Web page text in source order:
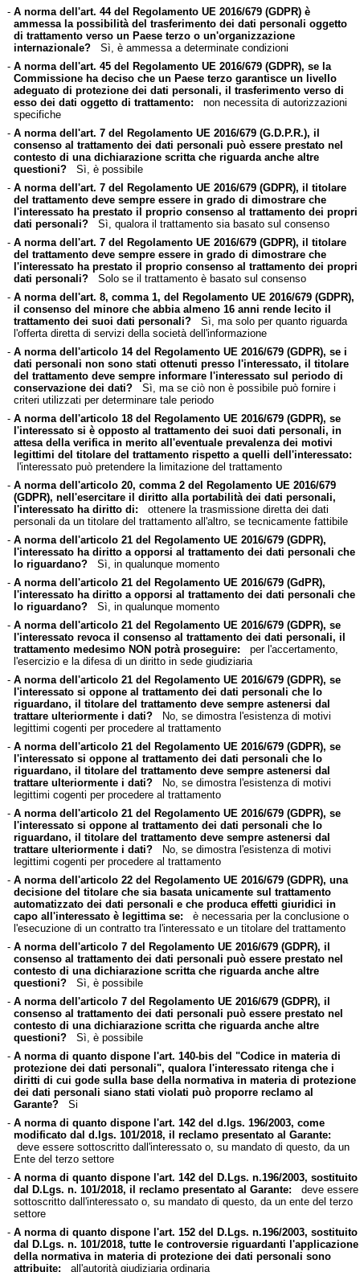
- A norma dell'art. 44 del Regolamento UE 2016/679 (GDPR) è
ammessa la possibilità del trasferimento dei dati personali oggetto
di trattamento verso un Paese terzo o un'organizzazione
internazionale?Sì, è ammessa a determinate condizioni
- A norma dell'art. 45 del Regolamento UE 2016/679 (GDPR), se la
Commissione ha deciso che un Paese terzo garantisce un livello
adeguato di protezione dei dati personali, il trasferimento verso di
esso dei dati oggetto di trattamento: non necessita di autorizzazioni
specifiche
- A norma dell'art. 7 del Regolamento UE 2016/679 (G.D.P.R.), il
consenso al trattamento dei dati personali può essere prestato nel
contesto di una dichiarazione scritta che riguarda anche altre
questioni?Sì, è possibile
- A norma dell'art. 7 del Regolamento UE 2016/679 (GDPR), il titolare
del trattamento deve sempre essere in grado di dimostrare che
l'interessato ha prestato il proprio consenso al trattamento dei propri
dati personali?Sì, qualora il trattamento sia basato sul consenso
- A norma dell'art. 7 del Regolamento UE 2016/679 (GDPR), il titolare
del trattamento deve sempre essere in grado di dimostrare che
l'interessato ha prestato il proprio consenso al trattamento dei propri
dati personali?Solo se il trattamento è basato sul consenso
- A norma dell'art. 8, comma 1, del Regolamento UE 2016/679 (GDPR),
il consenso del minore che abbia almeno 16 anni rende lecito il
trattamento dei suoi dati personali?Sì, ma solo per quanto riguarda
l'offerta diretta di servizi della società dell'informazione
- A norma dell'articolo 14 del Regolamento UE 2016/679 (GDPR), se i
dati personali non sono stati ottenuti presso l'interessato, il titolare
del trattamento deve sempre informare l'interessato sul periodo di
conservazione dei dati?Sì, ma se ciò non è possibile può fornire i
criteri utilizzati per determinare tale periodo
- A norma dell'articolo 18 del Regolamento UE 2016/679 (GDPR), se
l'interessato si è opposto al trattamento dei suoi dati personali, in
attesa della verifica in merito all'eventuale prevalenza dei motivi
legittimi del titolare del trattamento rispetto a quelli dell'interessato:
l'interessato può pretendere la limitazione del trattamento
- A norma dell'articolo 20, comma 2 del Regolamento UE 2016/679
(GDPR), nell'esercitare il diritto alla portabilità dei dati personali,
l'interessato ha diritto di: ottenere la trasmissione diretta dei dati
personali da un titolare del trattamento all'altro, se tecnicamente fattibile
- A norma dell'articolo 21 del Regolamento UE 2016/679 (GDPR),
l'interessato ha diritto a opporsi al trattamento dei dati personali che
lo riguardano?Sì, in qualunque momento
- A norma dell'articolo 21 del Regolamento UE 2016/679 (GdPR),
l'interessato ha diritto a opporsi al trattamento dei dati personali che
lo riguardano?Sì, in qualunque momento
- A norma dell'articolo 21 del Regolamento UE 2016/679 (GDPR), se
l'interessato revoca il consenso al trattamento dei dati personali, il
trattamento medesimo NON potrà proseguire: per l'accertamento,
l'esercizio e la difesa di un diritto in sede giudiziaria
- A norma dell'articolo 21 del Regolamento UE 2016/679 (GDPR), se
l'interessato si oppone al trattamento dei dati personali che lo
riguardano, il titolare del trattamento deve sempre astenersi dal
trattare ulteriormente i dati?No, se dimostra l'esistenza di motivi
legittimi cogenti per procedere al trattamento
- A norma dell'articolo 21 del Regolamento UE 2016/679 (GDPR), se
l'interessato si oppone al trattamento dei dati personali che lo
riguardano, il titolare del trattamento deve sempre astenersi dal
trattare ulteriormente i dati?No, se dimostra l'esistenza di motivi
legittimi cogenti per procedere al trattamento
- A norma dell'articolo 21 del Regolamento UE 2016/679 (GDPR), se
l'interessato si oppone al trattamento dei dati personali che lo
riguardano, il titolare del trattamento deve sempre astenersi dal
trattare ulteriormente i dati?No, se dimostra l'esistenza di motivi
legittimi cogenti per procedere al trattamento
- A norma dell'articolo 22 del Regolamento UE 2016/679 (GDPR), una
decisione del titolare che sia basata unicamente sul trattamento
automatizzato dei dati personali e che produca effetti giuridici in
capo all'interessato è legittima se: è necessaria per la conclusione o
l'esecuzione di un contratto tra l'interessato e un titolare del trattamento
- A norma dell'articolo 7 del Regolamento UE 2016/679 (GDPR), il
consenso al trattamento dei dati personali può essere prestato nel
contesto di una dichiarazione scritta che riguarda anche altre
questioni?Sì, è possibile
- A norma dell'articolo 7 del Regolamento UE 2016/679 (GDPR), il
consenso al trattamento dei dati personali può essere prestato nel
contesto di una dichiarazione scritta che riguarda anche altre
questioni?Sì, è possibile
- A norma di quanto dispone l'art. 140-bis del "Codice in materia di
protezione dei dati personali", qualora l'interessato ritenga che i
diritti di cui gode sulla base della normativa in materia di protezione
dei dati personali siano stati violati può proporre reclamo al
Garante?Si
- A norma di quanto dispone l'art. 142 del d.lgs. 196/2003, come
modificato dal d.lgs. 101/2018, il reclamo presentato al Garante:
deve essere sottoscritto dall'interessato o, su mandato di questo, da un
Ente del terzo settore
- A norma di quanto dispone l'art. 142 del D.Lgs. n.196/2003, sostituito
dal D.Lgs. n. 101/2018, il reclamo presentato al Garante: deve essere
sottoscritto dall'interessato o, su mandato di questo, da un ente del terzo
settore
- A norma di quanto dispone l'art. 152 del D.Lgs. n.196/2003, sostituito
dal D.Lgs. n. 101/2018, tutte le controversie riguardanti l'applicazione
della normativa in materia di protezione dei dati personali sono
attribuite: all'autorità giudiziaria ordinaria